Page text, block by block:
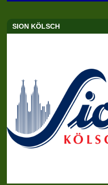
SION KÖLSCH